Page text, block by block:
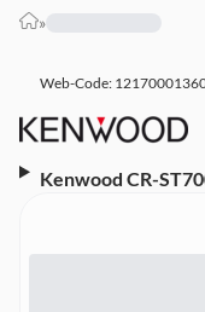
»
Web-Code:
Kenwood CR-